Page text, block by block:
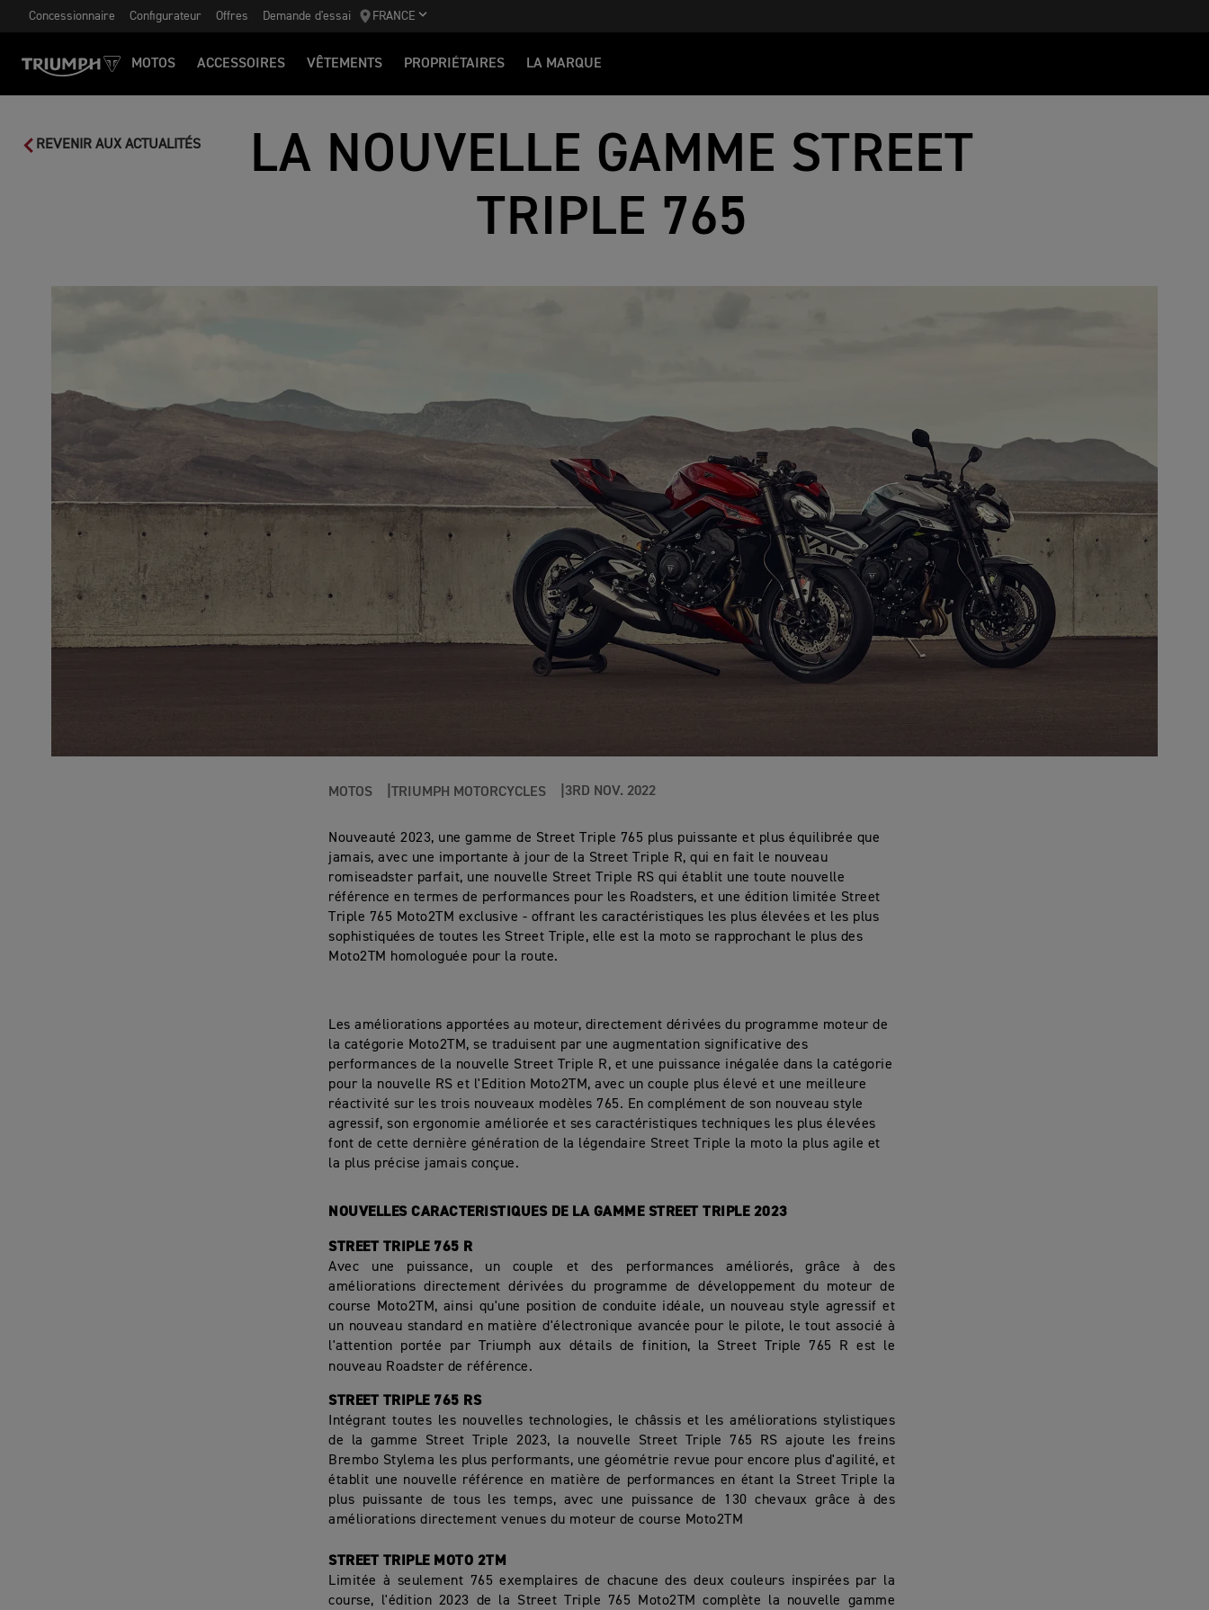
Concessionnaire Configurateur Offres Demande d'essai FRANCE
MOTOS ACCESSOIRES VÊTEMENTS PROPRIÉTAIRES LA MARQUE
REVENIR AUX ACTUALITÉS
LA NOUVELLE GAMME STREET
TRIPLE 765
MOTOS TRIUMPH MOTORCYCLES 3RD NOV. 2022
Nouveauté 2023, une gamme de Street Triple 765 plus puissante et plus équilibrée que
jamais, avec une importante à jour de la Street Triple R, qui en fait le nouveau
romiseadster parfait, une nouvelle Street Triple RS qui établit une toute nouvelle
référence en termes de performances pour les Roadsters, et une édition limitée Street
Triple 765 Moto2TM exclusive - offrant les caractéristiques les plus élevées et les plus
sophistiquées de toutes les Street Triple, elle est la moto se rapprochant le plus des
Moto2TM homologuée pour la route.
Les améliorations apportées au moteur, directement dérivées du programme moteur de
la catégorie Moto2TM, se traduisent par une augmentation significative des
performances de la nouvelle Street Triple R, et une puissance inégalée dans la catégorie
pour la nouvelle RS et l'Edition Moto2TM, avec un couple plus élevé et une meilleure
réactivité sur les trois nouveaux modèles 765. En complément de son nouveau style
agressif, son ergonomie améliorée et ses caractéristiques techniques les plus élevées
font de cette dernière génération de la légendaire Street Triple la moto la plus agile et
la plus précise jamais conçue.
NOUVELLES CARACTERISTIQUES DE LA GAMME STREET TRIPLE 2023
STREET TRIPLE 765 R
Avec une puissance, un couple et des performances améliorés, grâce à des
améliorations directement dérivées du programme de développement du moteur de
course Moto2TM, ainsi qu'une position de conduite idéale, un nouveau style agressif et
un nouveau standard en matière d'électronique avancée pour le pilote, le tout associé à
l'attention portée par Triumph aux détails de finition, la Street Triple 765 R est le
nouveau Roadster de référence.
STREET TRIPLE 765 RS
Intégrant toutes les nouvelles technologies, le châssis et les améliorations stylistiques
de la gamme Street Triple 2023, la nouvelle Street Triple 765 RS ajoute les freins
Brembo Stylema les plus performants, une géométrie revue pour encore plus d'agilité, et
établit une nouvelle référence en matière de performances en étant la Street Triple la
plus puissante de tous les temps, avec une puissance de 130 chevaux grâce à des
améliorations directement venues du moteur de course Moto2TM
STREET TRIPLE MOTO 2TM
Limitée à seulement 765 exemplaires de chacune des deux couleurs inspirées par la
course, l'édition 2023 de la Street Triple 765 Moto2TM complète la nouvelle gamme